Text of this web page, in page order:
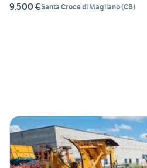
9.500 €Santa Croce di Magliano(CB)